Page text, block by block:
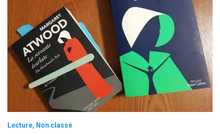
Lecture Non classé